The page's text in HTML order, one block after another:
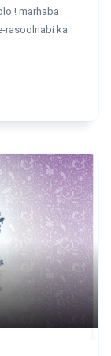
! marhaba
rasoolnabi ka